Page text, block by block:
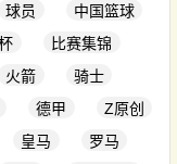
球员
中国篮球
比赛集锦
火箭
骑士
德甲
Z原创
皇马
罗马